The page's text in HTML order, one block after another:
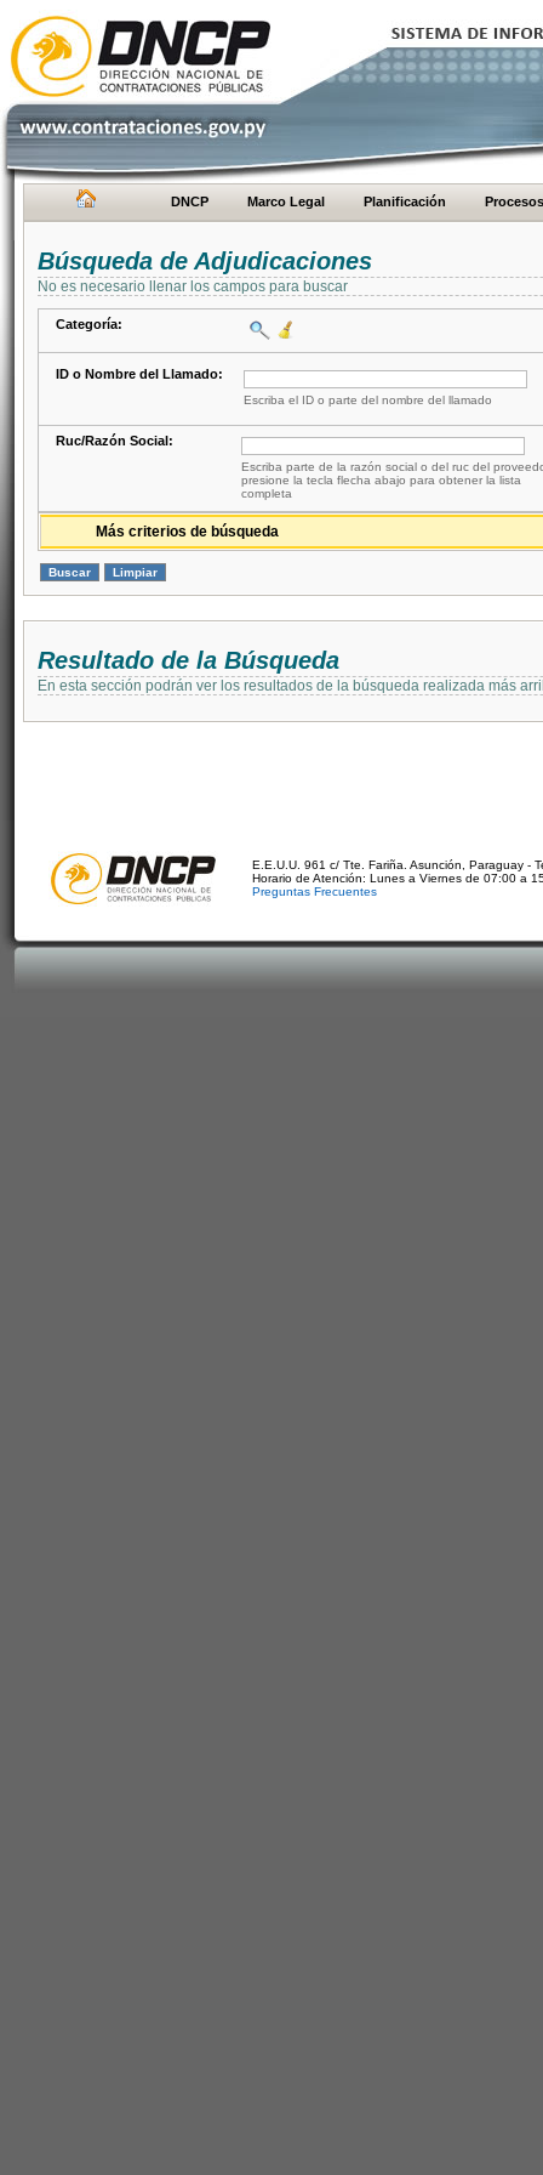
DNCP Marco Legal Planificación Procesos
Búsqueda de Adjudicaciones
No es necesario llenar los campos para buscar
Categoría:
ID o Nombre del Llamado:
Escriba el ID o parte del nombre del llamado
Ruc/Razón Social:
Escriba parte de la razón social o del ruc del
presione la tecla flecha abajo para obtener la lista
completa
Más criterios de búsqueda
Resultado de la Búsqueda
En esta sección podrán ver los resultados de la búsqueda realizada más
E.E.U.U. 961 c/ Tte. Fariña. Asunción, Paraguay -
Horario de Atención: Lunes a Viernes de 07:00 a
Preguntas Frecuentes